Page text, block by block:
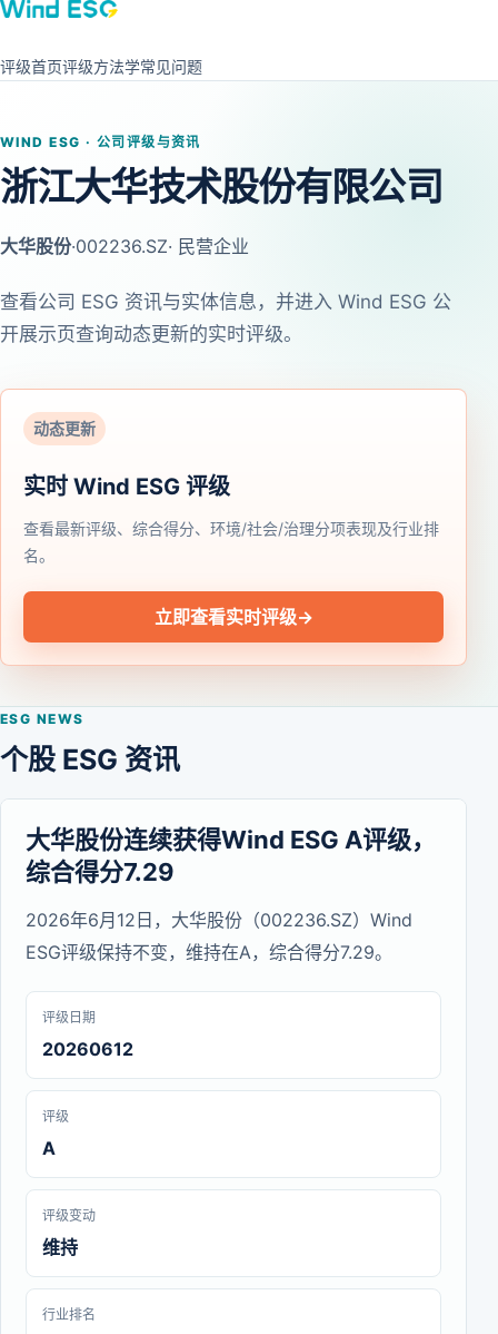
评级首页评级方法学常见问题
WIND ESG · 公司评级与资讯
浙江大华技术股份有限公司
大华股份·002236.SZ· 民营企业
查看公司 ESG 资讯与实体信息，并进入 Wind ESG 公
开展示页查询动态更新的实时评级。
动态更新
实时 Wind ESG 评级
查看最新评级、综合得分、环境/社会/治理分项表现及行业排
名。
立即查看实时评级→
ESG NEWS
个股 ESG 资讯
大华股份连续获得Wind ESG A评级，
综合得分7.29
2026年6月12日，大华股份（002236.SZ）Wind
ESG评级保持不变，维持在A，综合得分7.29。
评级日期
20260612
评级
A
评级变动
维持
行业排名